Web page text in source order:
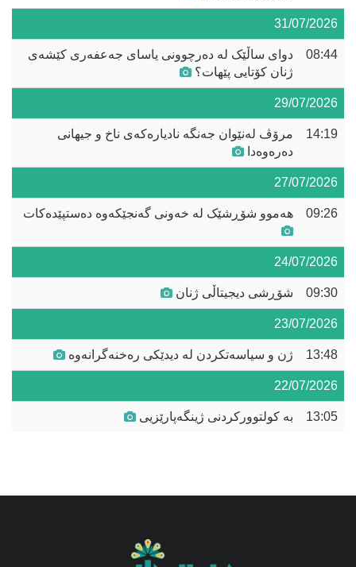
31/07/2026
08:44
دوای ساڵێک لە دەرچوونى یاسای جەعفەری کێشەى
ژنان کۆتایی پێهات؟
29/07/2026
14:19
مرۆڤ لەنێوان جەنگە نادیارەکەی ناخ و جیهانی
دەرەوەدا
27/07/2026
09:26 هەموو شۆڕشێک لە خەونی گەنجێکەوە دەستپێدەکات
24/07/2026
09:30 شۆڕشی دیجیتاڵی ژنان
23/07/2026
13:48 ژن و سیاسەتکردن لە دیدێکی رەخنەگرانەوە
22/07/2026
13:05 بە کولتوورکردنی ژینگەپارێزیی